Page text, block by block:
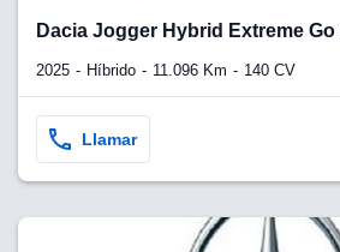
Dacia Jogger Hybrid Extreme Go
2025 Híbrido 11.096 Km 140 CV
Llamar